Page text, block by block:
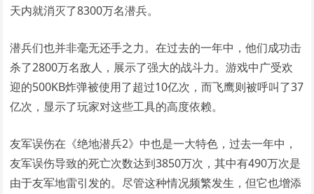
天内就消灭了8300万名潜兵。
潜兵们也并非毫无还手之力。在过去的一年中，他们成功击
杀了2800万名敌人，展示了强大的战斗力。游戏中广受欢
迎的500KB炸弹被使用了超过10亿次，而飞鹰则被呼叫了37
亿次，显示了玩家对这些工具的高度依赖。
友军误伤在《绝地潜兵2》中也是一大特色，过去一年中，
友军误伤导致的死亡次数达到3850万次，其中有490万次是
由于友军地雷引发的。尽管这种情况频繁发生，但它也增添